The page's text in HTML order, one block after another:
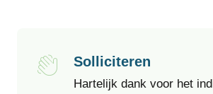
Solliciteren
Hartelijk dank voor het